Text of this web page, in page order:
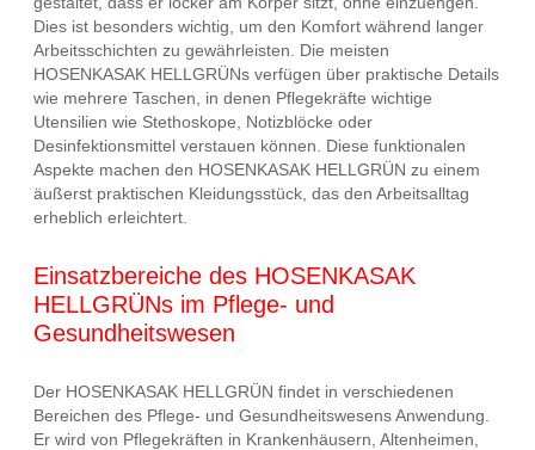
Dies ist besonders wichtig, um den Komfort während langer
Arbeitsschichten zu gewährleisten. Die meisten
HOSENKASAK HELLGRÜNs verfügen über praktische Details
wie mehrere Taschen, in denen Pflegekräfte wichtige
Utensilien wie Stethoskope, Notizblöcke oder
Desinfektionsmittel verstauen können. Diese funktionalen
Aspekte machen den HOSENKASAK HELLGRÜN zu einem
äußerst praktischen Kleidungsstück, das den Arbeitsalltag
erheblich erleichtert.
Einsatzbereiche des HOSENKASAK
HELLGRÜNs im Pflege- und
Gesundheitswesen
Der HOSENKASAK HELLGRÜN findet in verschiedenen
Bereichen des Pflege- und Gesundheitswesens Anwendung.
Er wird von Pflegekräften in Krankenhäusern, Altenheimen,